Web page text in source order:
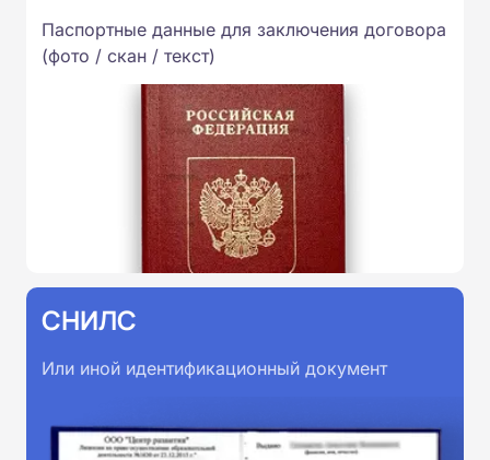
Паспортные данные для заключения договора
(фото / скан / текст)
СНИЛС
Или иной идентификационный документ